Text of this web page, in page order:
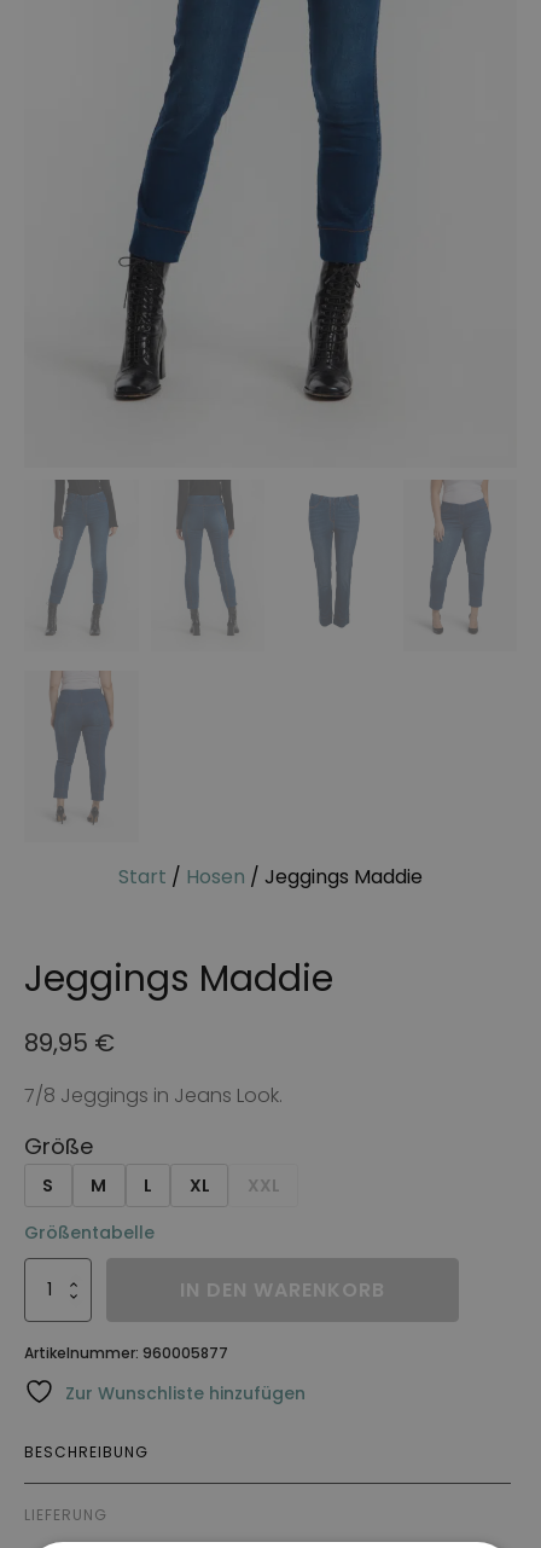
Start / Hosen / Jeggings Maddie
Jeggings Maddie
89,95 €
7/8 Jeggings in Jeans Look.
Größe
S M L XL
XXL
Größentabelle
Jeggings
Maddie
Menge
IN DEN WARENKORB
Artikelnummer: 960005877
Zur Wunschliste hinzufügen
BESCHREIBUNG
LIEFERUNG